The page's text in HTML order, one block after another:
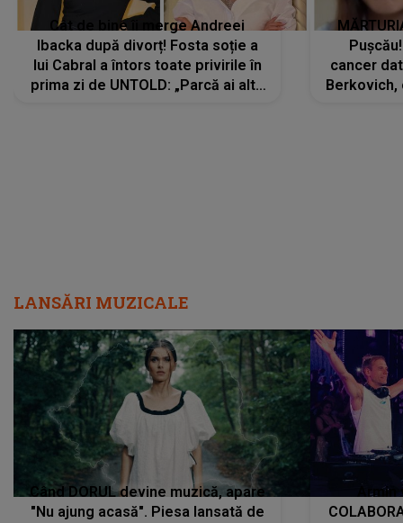
Cât de bine îi merge Andreei
Ibacka după divorț! Fosta soție a
lui Cabral a întors toate privirile în
prima zi de UNTOLD: „Parcă ai altă
cancer
LANSĂRI MUZICALE
Când DORUL devine muzică, apare
"Nu ajung acasă". Piesa lansată de